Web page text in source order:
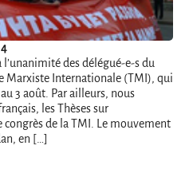
des délégué-e-s du
Marxiste Internationale (TMI), qui
3 août. Par ailleurs, nous
les Thèses sur
congrès de la TMI. Le mouvement
en […]